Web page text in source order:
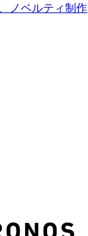
ノベルティ制作